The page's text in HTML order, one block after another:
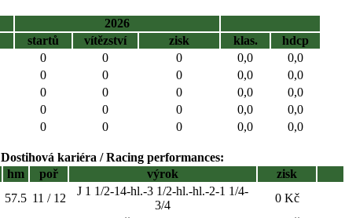
2026
startů vítězství zisk klas.
hdcp
0 0 0 0,0
0,0
0 0 0 0,0
0,0
0 0 0 0,0
0,0
0 0 0 0,0
0,0
0 0 0 0,0 0,0
Dostihová kariéra / Racing performances:
hm poř výrok
zisk
57.5 11 / 12
J 1 1/2-14-hl.-3 1/2-hl.-hl.-2-1 1/4-
3/4
0 Kč